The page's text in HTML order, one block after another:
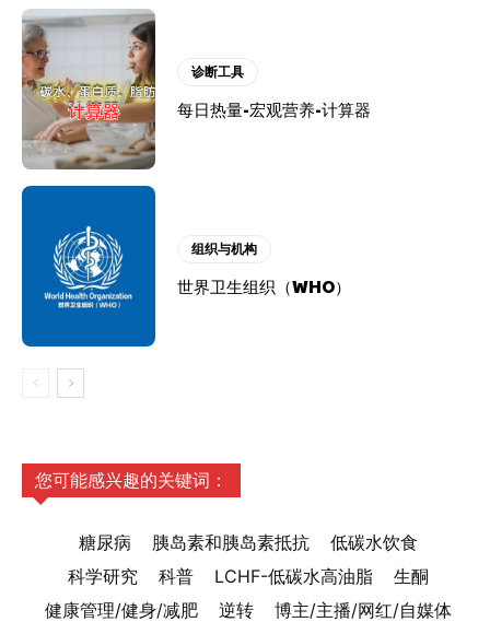
诊断工具
每日热量-宏观营养-计算器
组织与机构
世界卫生组织（WHO）
您可能感兴趣的关键词：
糖尿病 胰岛素和胰岛素抵抗
低碳水饮食
科学研究
科普 LCHF-低碳水高油脂
生酮
健康管理/健身/减肥
逆转
博主/主播/网红/自媒体